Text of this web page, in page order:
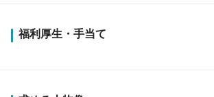
福利厚生・手当て